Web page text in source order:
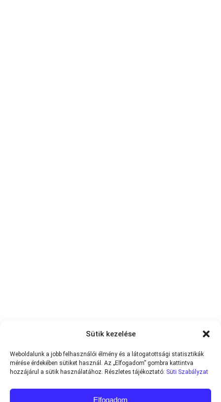
Sütik kezelése
Weboldalunk a jobb felhasználói élmény és a látogatottsági statisztikák
mérése érdekében sütiket használ. Az „Elfogadom” gombra kattintva
hozzájárul a sütik használatához. Részletes tájékoztató: Süti Szabályzat
Elfogadom